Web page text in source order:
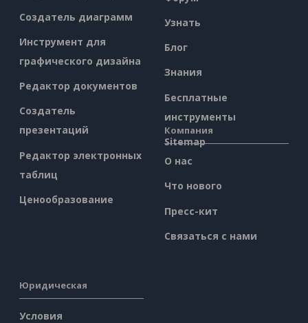
Создатель диаграмм
Инструмент для
графического дизайна
Редактор документов
Создатель
презентаций
Редактор электронных
таблиц
Ценообразование
Узнать
Блог
Знания
Бесплатные
инструменты
Sitemap
Компания
О нас
Что нового
Пресс-кит
Связаться с нами
Юридическая
Условия